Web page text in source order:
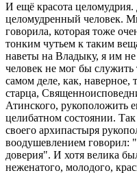
И ещё красота
целомудренный человек.
говорила, которая тоже
тонким чутьем к таким
наветы на Владыку, я им
человек не мог бы
самом деле, как, наверное,
старца,
Атинского, рукоположить
целибатном состоянии.
своего архипастыря
воодушевлением говорил:
доверия". И хотя велика
неженатого, молодого,